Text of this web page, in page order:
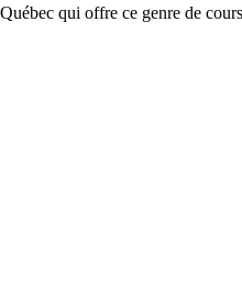
qui offre ce genre de